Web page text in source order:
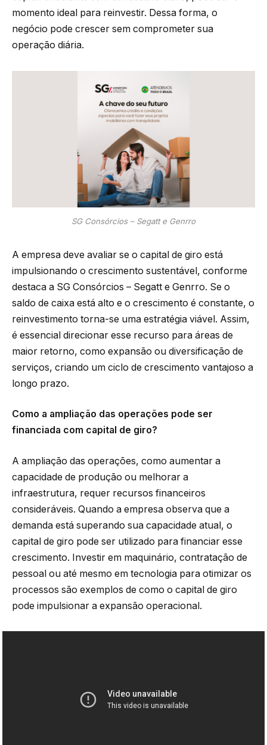
momento ideal para reinvestir. Dessa forma, o
negócio pode crescer sem comprometer sua
operação diária.
SG Consórcios – Segatt e Genrro
A empresa deve avaliar se o capital de giro está
impulsionando o crescimento sustentável, conforme
destaca a SG Consórcios – Segatt e Genrro. Se o
saldo de caixa está alto e o crescimento é constante, o
reinvestimento torna-se uma estratégia viável. Assim,
é essencial direcionar esse recurso para áreas de
maior retorno, como expansão ou diversificação de
serviços, criando um ciclo de crescimento vantajoso a
longo prazo.
Como a ampliação das operações pode ser
financiada com capital de giro?
A ampliação das operações, como aumentar a
capacidade de produção ou melhorar a
infraestrutura, requer recursos financeiros
consideráveis. Quando a empresa observa que a
demanda está superando sua capacidade atual, o
capital de giro pode ser utilizado para financiar esse
crescimento. Investir em maquinário, contratação de
pessoal ou até mesmo em tecnologia para otimizar os
processos são exemplos de como o capital de giro
pode impulsionar a expansão operacional.